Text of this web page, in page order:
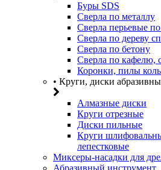
Буры SDS
Сверла по металлу
Сверла перьевые по
Сверла по дереву
Сверла по бетону
Сверла по кафелю,
Коронки, пилы
• Круги, диски
Алмазные диски
Круги отрезные
Диски пильные
Круги
лепестковые
Миксеры-насадки для
Абразивный инструмент